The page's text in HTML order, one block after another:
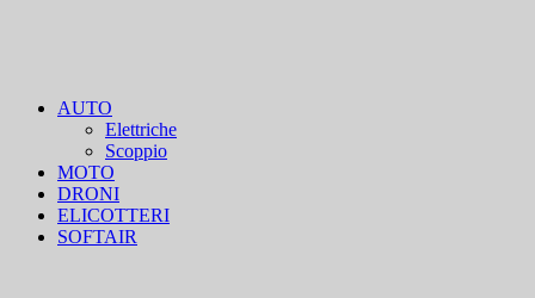
AUTO
Elettriche
Scoppio
MOTO
DRONI
ELICOTTERI
SOFTAIR